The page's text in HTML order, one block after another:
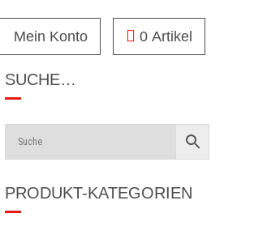
Mein Konto 0 Artikel
SUCHE…
PRODUKT-KATEGORIEN